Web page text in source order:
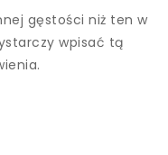
gęstości niż ten w
wpisać tą